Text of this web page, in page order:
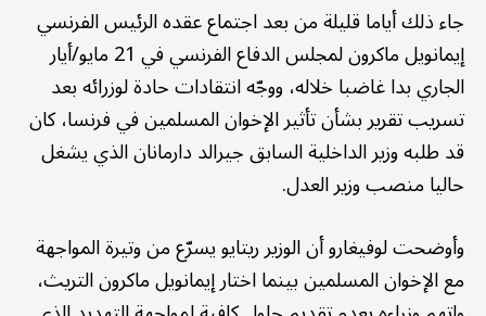
جاء ذلك أياما قليلة من بعد اجتماع عقده الرئيس الفرنسي
إيمانويل ماكرون لمجلس الدفاع الفرنسي في 21 مايو/أيار
الجاري بدا غاضبا خلاله، ووجّه انتقادات حادة لوزرائه بعد
تسريب تقرير بشأن تأثير الإخوان المسلمين في فرنسا، كان
قد طلبه وزير الداخلية السابق جيرالد دارمانان الذي يشغل
حاليا منصب وزير العدل.
وأوضحت لوفيغارو أن الوزير ريتايو يسرّع من وتيرة المواجهة
مع الإخوان المسلمين بينما اختار إيمانويل ماكرون التريث،